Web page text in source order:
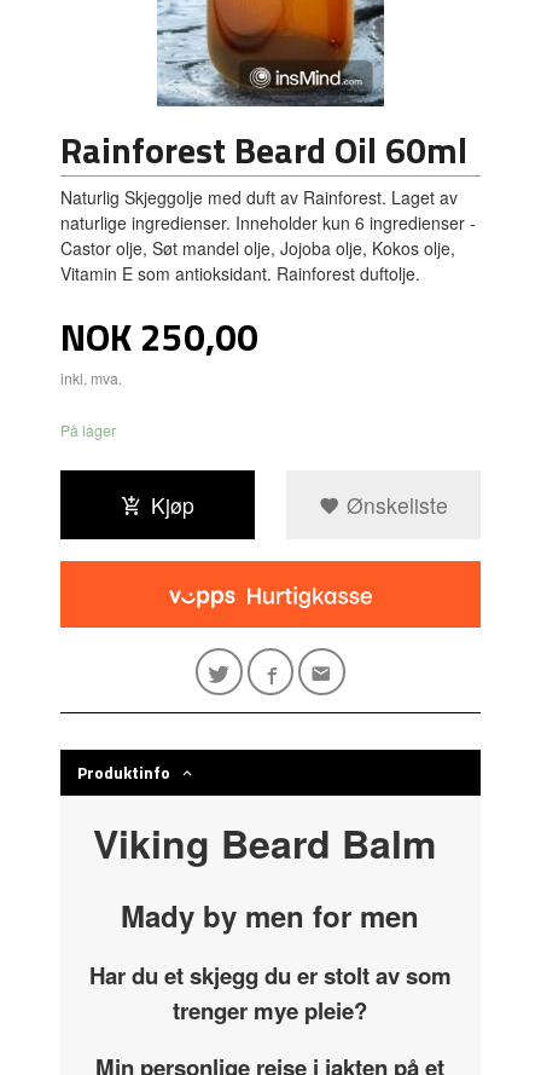
Rainforest Beard Oil 60ml
Naturlig Skjeggolje med duft av Rainforest. Laget av
naturlige ingredienser. Inneholder kun 6 ingredienser -
Castor olje, Søt mandel olje, Jojoba olje, Kokos olje,
Vitamin E som antioksidant. Rainforest duftolje.
Pris
NOK250,00
inkl. mva.
På lager
Kjøp Ønskeliste
Produktinfo
Viking Beard Balm
Mady by men for men
Har du et skjegg du er stolt av som
trenger mye pleie?
Min personlige reise i jakten på et